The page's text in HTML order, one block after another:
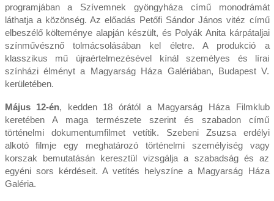
programjában a Szívemnek gyöngyháza című monodrámát
láthatja a közönség. Az előadás Petőfi Sándor János vitéz című
elbeszélő költeménye alapján készült, és Polyák Anita kárpátaljai
színművésznő tolmácsolásában kel életre. A produkció a
klasszikus mű újraértelmezésével kínál személyes és lírai
színházi élményt a Magyarság Háza Galériában, Budapest V.
kerületében.
Május 12-én, kedden 18 órától a Magyarság Háza Filmklub
keretében A maga természete szerint és szabadon című
történelmi dokumentumfilmet vetítik. Szebeni Zsuzsa erdélyi
alkotó filmje egy meghatározó történelmi személyiség vagy
korszak bemutatásán keresztül vizsgálja a szabadság és az
egyéni sors kérdéseit. A vetítés helyszíne a Magyarság Háza
Galéria.